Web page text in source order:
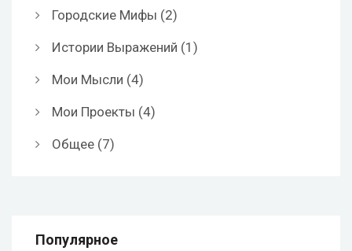
Городские Мифы (2)
Истории Выражений (1)
Мои Мысли (4)
Мои Проекты (4)
Общее (7)
Популярное